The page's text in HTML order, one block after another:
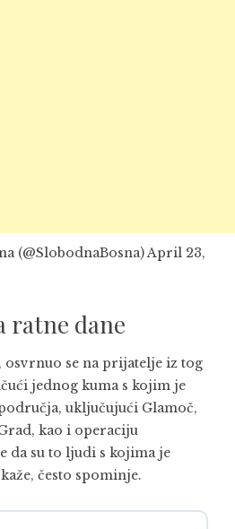
(@SlobodnaBosna)April 23,
ratne dane
se na prijatelje iz tog
jednog kuma s kojim je
uključujući Glamoč,
kao i operaciju
da su to ljudi s kojima je
često spominje.